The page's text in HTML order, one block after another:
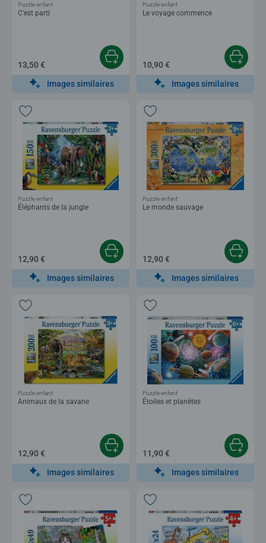
C'est parti
Puzzle enfant
13,50 €
Images similaires
Le voyage commence
Puzzle enfant
10,90 €
Images similaires
Éléphants de la jungle
Puzzle enfant
12,90 €
Images similaires
Le monde sauvage
Puzzle enfant
12,90 €
Images similaires
Animaux de la savane
Puzzle enfant
12,90 €
Images similaires
Étoiles et planètes
Puzzle enfant
11,90 €
Images similaires